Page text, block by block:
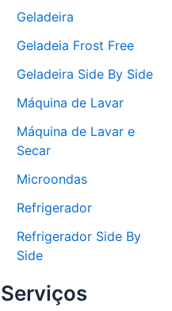
Geladeira
Geladeia Frost Free
Geladeira Side By Side
Máquina de Lavar
Máquina de Lavar e
Secar
Microondas
Refrigerador
Refrigerador Side By
Side
Serviços